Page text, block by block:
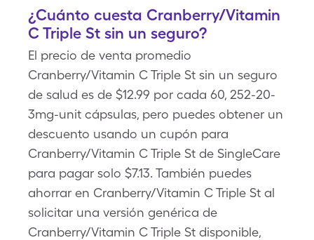
¿Cuánto cuesta Cranberry/Vitamin
C Triple St sin un seguro?
El precio de venta promedio
Cranberry/Vitamin C Triple St sin un seguro
de salud es de $12.99 por cada 60, 252-20-
3mg-unit cápsulas, pero puedes obtener un
descuento usando un cupón para
Cranberry/Vitamin C Triple St de SingleCare
para pagar solo $7.13. También puedes
ahorrar en Cranberry/Vitamin C Triple St al
solicitar una versión genérica de
Cranberry/Vitamin C Triple St disponible,